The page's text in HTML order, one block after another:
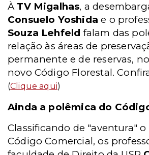
ÀTV Migalhas, a
Consuelo Yoshidae o
Souza Lehfeld falam das
relação às áreas de
permanente e de reservas,
novo Código Florestal.
(Clique aqui)
Ainda a polêmica do
Classificando de "aventura"
Código Comercial, os